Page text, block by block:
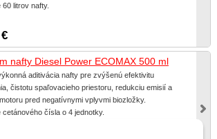
60 litrov nafty.
nafty Diesel Power ECOMAX 500 ml
aditivácia nafty pre zvýšenú efektivitu
čistotu spaľovacieho priestoru, redukciu emisií a
pred negatívnymi vplyvmi biozložky.
cetánového čísla o 4 jednotky.